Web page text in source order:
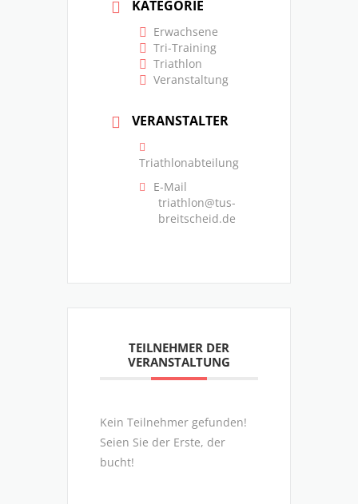
KATEGORIE
Erwachsene
Tri-Training
Triathlon
Veranstaltung
VERANSTALTER
Triathlonabteilung
E-Mail
triathlon@tus-
breitscheid.de
TEILNEHMER DER
VERANSTALTUNG
Kein Teilnehmer gefunden!
Seien Sie der Erste, der
bucht!